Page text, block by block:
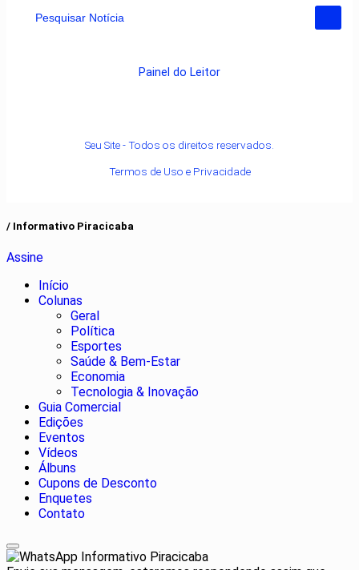
Pesquisar Notícia
Painel do Leitor
Seu Site - Todos os direitos reservados.
Termos de Uso e Privacidade
/ Informativo Piracicaba
Assine
Início
Colunas
Geral
Política
Esportes
Saúde & Bem-Estar
Economia
Tecnologia & Inovação
Guia Comercial
Edições
Eventos
Vídeos
Álbuns
Cupons de Desconto
Enquetes
Contato
Informativo Piracicaba